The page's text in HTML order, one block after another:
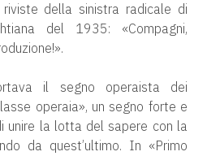
della sinistra radicale di
del 1935: «Compagni,
il segno operaista dei
operaia», un segno forte e
unire la lotta del sapere con la
da quest’ultimo. In «Primo